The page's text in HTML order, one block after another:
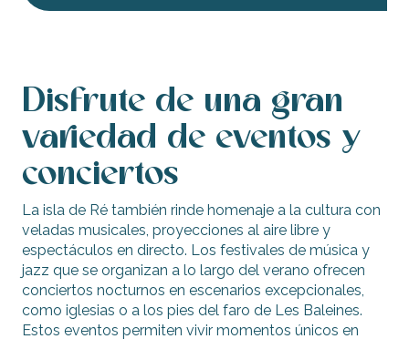
Disfrute de una gran
variedad de eventos y
conciertos
La isla de Ré también rinde homenaje a la cultura con
veladas musicales, proyecciones al aire libre y
espectáculos en directo. Los festivales de música y
jazz que se organizan a lo largo del verano ofrecen
conciertos nocturnos en escenarios excepcionales,
como iglesias o a los pies del faro de Les Baleines.
Estos eventos permiten vivir momentos únicos en